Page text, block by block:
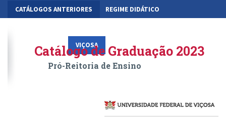
CATÁLOGOS ANTERIORES REGIME DIDÁTICO
VIÇOSA RIO PARANAÍBA FLORESTAL
Catálogo de Graduação 2023
Pró-Reitoria de Ensino